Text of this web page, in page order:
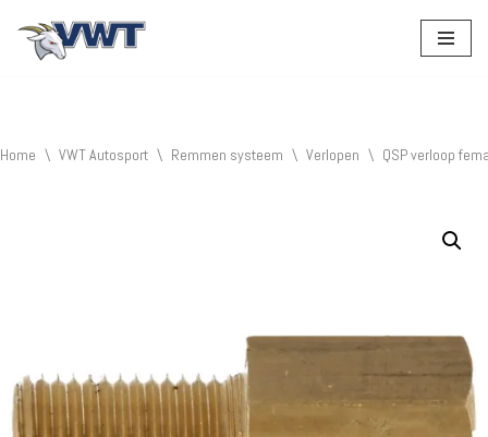
Home \ VWT Autosport \ Remmen systeem \ Verlopen \ QSP verloop